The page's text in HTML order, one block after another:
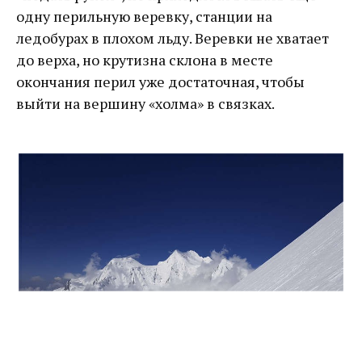
одну перильную веревку, станции на
ледобурах в плохом льду. Веревки не хватает
до верха, но крутизна склона в месте
окончания перил уже достаточная, чтобы
выйти на вершину «холма» в связках.